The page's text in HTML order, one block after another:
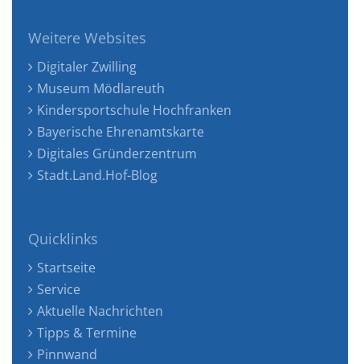
Weitere Websites
Digitaler Zwilling
Museum Mödlareuth
Kindersportschule Hochfranken
Bayerische Ehrenamtskarte
Digitales Gründerzentrum
Stadt.Land.Hof-Blog
Quicklinks
Startseite
Service
Aktuelle Nachrichten
Tipps & Termine
Pinnwand